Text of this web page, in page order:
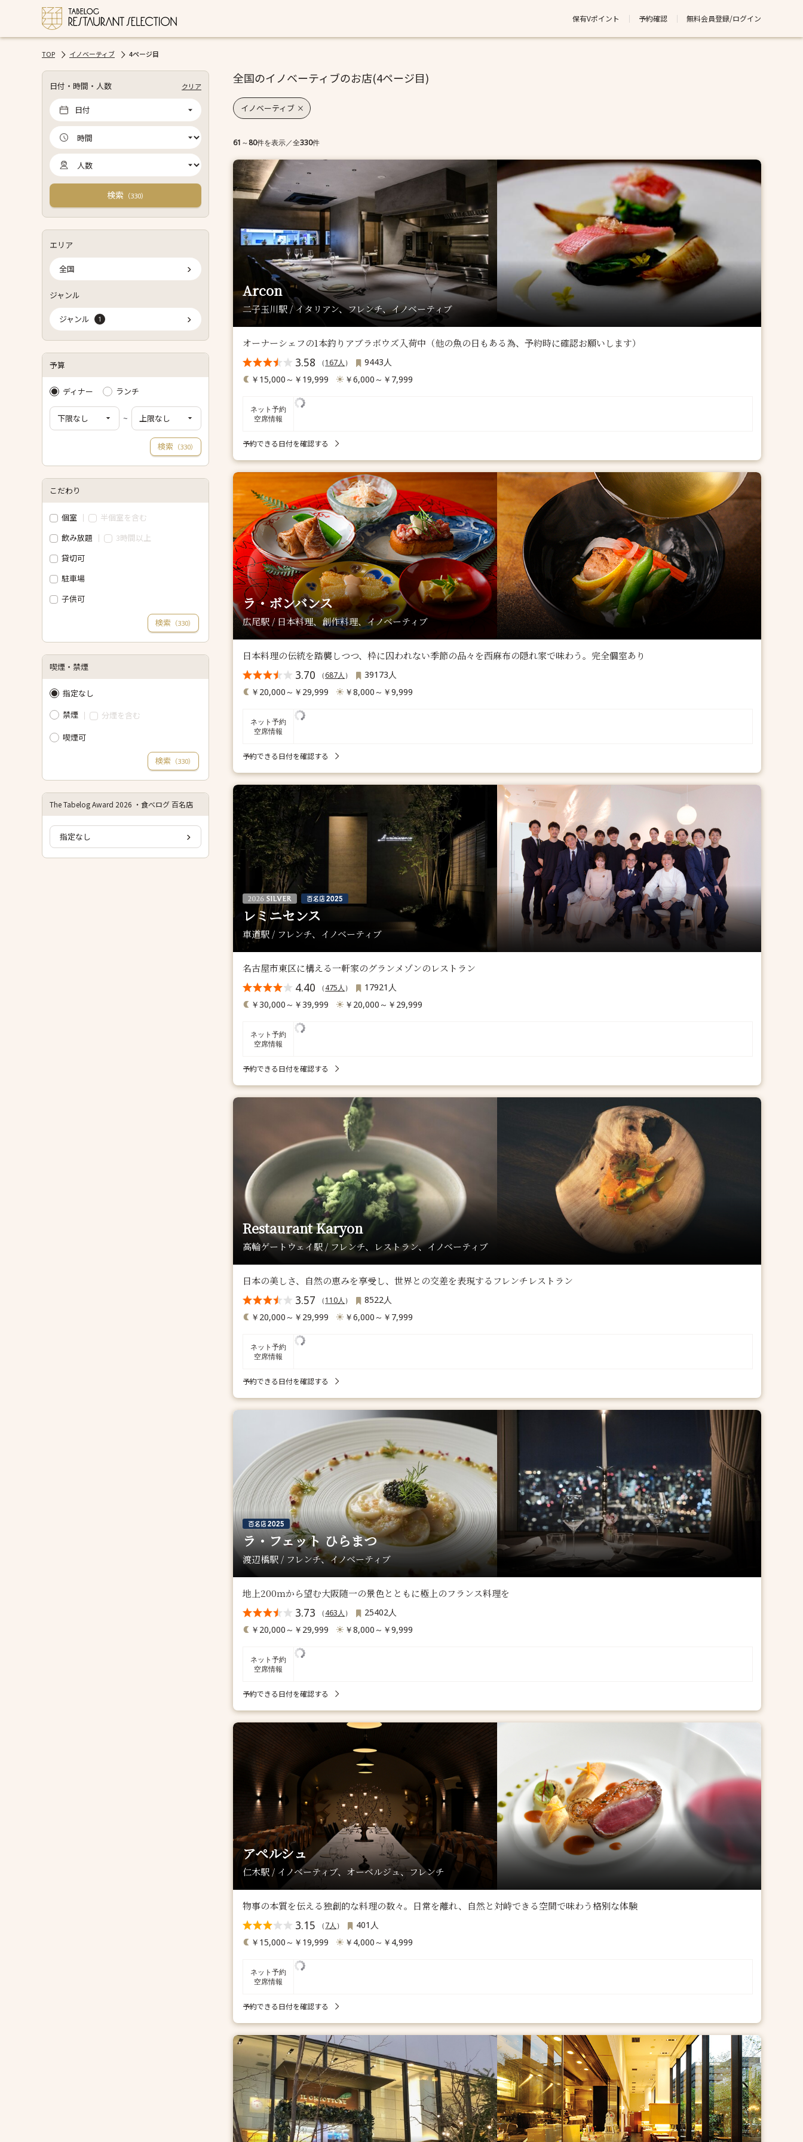
保有Vポイント 予約確認 無料会員登録/ログイン
TOP イノベーティブ 4ページ目
日付・時間・人数 クリア
日付
検索 （330）
エリア
全国
ジャンル
ジャンル 1
予算
ディナー ランチ
~
検索 （330）
こだわり
個室
半個室を含む
飲み放題
3時間以上
貸切可
駐車場
子供可
検索 （330）
喫煙・禁煙
指定なし
禁煙
分煙を含む
喫煙可
検索 （330）
The Tabelog Award 2026 ・食べログ 百名店
指定なし
全国のイノベーティブのお店(4ページ目)
イノベーティブ
61 ～80件を表示／全330件
Arcon
二子玉川駅 / イタリアン、フレンチ、イノベーティブ
オーナーシェフの1本釣りアブラボウズ入荷中（他の魚の日もある為、予約時に確認お願いします）
3.58 （167人 ）
9443人
￥15,000～￥19,999
￥6,000～￥7,999
ネット予約
空席情報
予約できる日付を確認する
ラ・ボンバンス
広尾駅 / 日本料理、創作料理、イノベーティブ
日本料理の伝統を踏襲しつつ、枠に囚われない季節の品々を西麻布の隠れ家で味わう。完全個室あり
3.70 （687人 ）
39173人
￥20,000～￥29,999
￥8,000～￥9,999
ネット予約
空席情報
予約できる日付を確認する
レミニセンス
車道駅 / フレンチ、イノベーティブ
名古屋市東区に構える一軒家のグランメゾンのレストラン
4.40 （475人 ）
17921人
￥30,000～￥39,999
￥20,000～￥29,999
ネット予約
空席情報
予約できる日付を確認する
Restaurant Karyon
高輪ゲートウェイ駅 / フレンチ、レストラン、イノベーティブ
日本の美しさ、自然の恵みを享受し、世界との交差を表現するフレンチレストラン
3.57 （110人 ）
8522人
￥20,000～￥29,999
￥6,000～￥7,999
ネット予約
空席情報
予約できる日付を確認する
ラ・フェット ひらまつ
渡辺橋駅 / フレンチ、イノベーティブ
地上200ｍから望む大阪随一の景色とともに極上のフランス料理を
3.73 （463人 ）
25402人
￥20,000～￥29,999
￥8,000～￥9,999
ネット予約
空席情報
予約できる日付を確認する
アペルシュ
仁木駅 / イノベーティブ、オーベルジュ、フレンチ
物事の本質を伝える独創的な料理の数々。日常を離れ、自然と対峙できる空間で味わう格別な体験
3.15 （7人 ）
401人
￥15,000～￥19,999
￥4,000～￥4,999
ネット予約
空席情報
予約できる日付を確認する